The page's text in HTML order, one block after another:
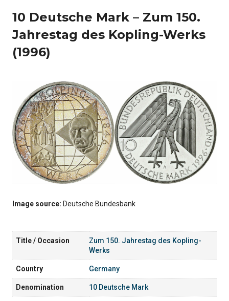
10 Deutsche Mark – Zum 150.
Jahrestag des Kopling-Werks
(1996)
Image source: Deutsche Bundesbank
Title / Occasion
Zum 150. Jahrestag des Kopling-
Werks
Country Germany
Denomination 10 Deutsche Mark